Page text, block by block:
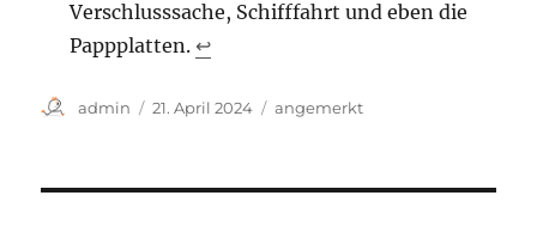
Verschlusssache, Schifffahrt und eben die
Pappplatten. ↩︎
Autor
admin
Veröffentlicht
21. April 2024 Kategorien
angemerkt